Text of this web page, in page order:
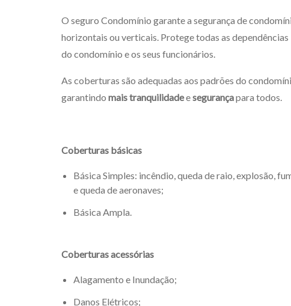
O seguro Condomínio garante a segurança de
horizontais ou verticais. Protege todas as dependências
do condomínio e os seus funcionários.
As coberturas são adequadas aos padrões do
garantindo mais tranquilidadeesegurançapara todos.
Coberturas básicas
Básica Simples: incêndio, queda de raio, explosão,
e queda de aeronaves;
Básica Ampla.
Coberturas acessórias
Alagamento e Inundação;
Danos Elétricos;